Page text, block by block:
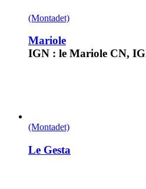
(Montadet)
Mariole
IGN : le Mariole CN,
(Montadet)
Le Gesta